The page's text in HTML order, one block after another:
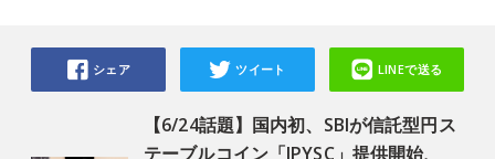
【6/24話題】国内初、SBIが信託型円ス
テーブルコイン「JPYSC」提供開始、
シェア ツイート LINEで送る